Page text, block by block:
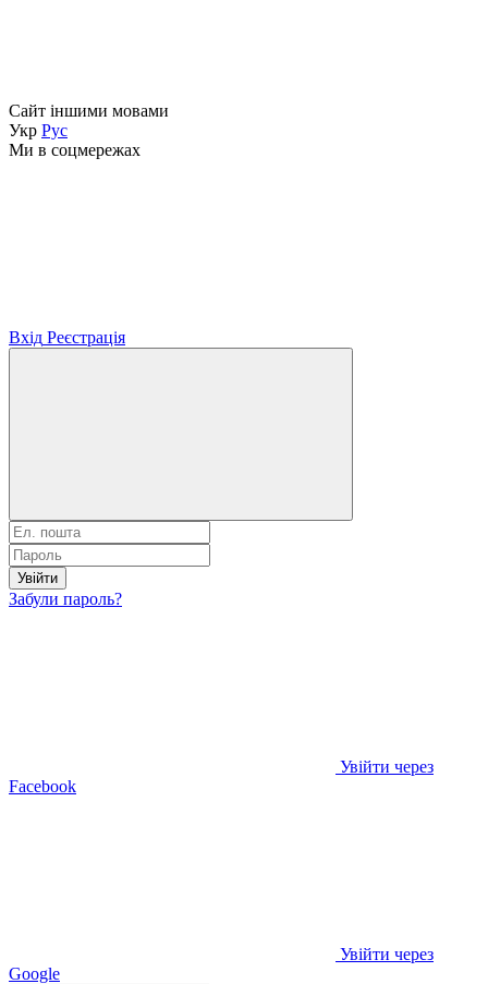
Сайт іншими мовами
Укр Рус
Ми в соцмережах
Вхід Реєстрація
Увійти
Забули пароль?
Увійти через
Facebook
Увійти через
Google